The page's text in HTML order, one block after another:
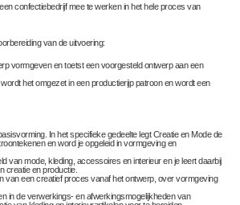
confectiebedrijf mee te werken in het hele proces van
van de uitvoering:
vormgevenen toetst een voorgesteld ontwerp aan een
het omgezet in een productierijp patroon en wordt een
In hetspecifieke gedeeltelegt Creatie en Mode de
en word je opgeleid in vormgeving en
van mode, kleding, accessoires en interieur en je leert daarbij
creatieenproductie.
van een creatief proces vanaf het ontwerp, over vormgeving
in de verwerkings- en afwerkingsmogelijkheden van